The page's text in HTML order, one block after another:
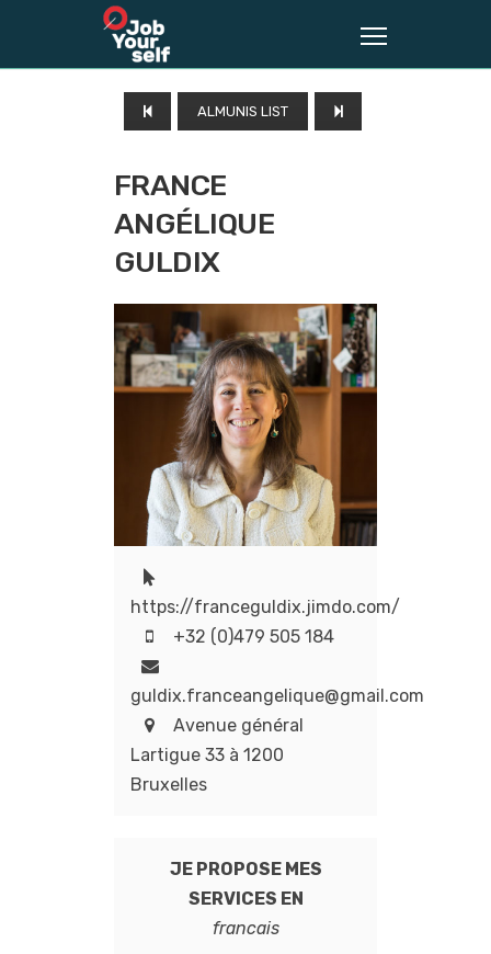
ALMUNIS LIST
FRANCE
ANGÉLIQUE
GULDIX
https://franceguldix.jimdo.com/
+32 (0)479 505 184
guldix.franceangelique@gmail.com
Avenue général
Lartigue 33 à 1200
Bruxelles
JE PROPOSE MES
SERVICES EN
francais